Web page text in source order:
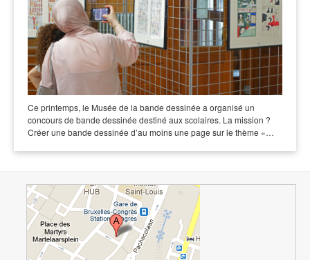
Ce printemps, le Musée de la bande dessinée a organisé un
concours de bande dessinée destiné aux scolaires. La mission ?
Créer une bande dessinée d’au moins une page sur le thème «…